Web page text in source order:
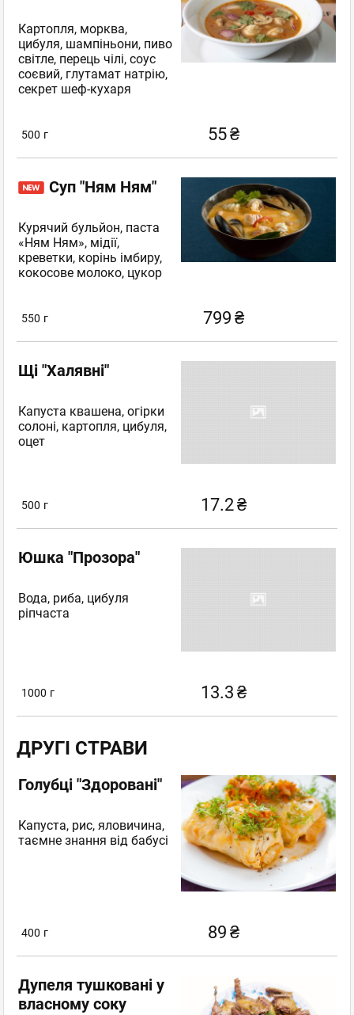
Картопля, морква,
цибуля, шампіньони, пиво
світле, перець чілі, соус
соєвий, глутамат натрію,
секрет шеф-кухаря
500 г 55₴
Суп "Ням Ням"
Курячий бульйон, паста
«Ням Ням», мідії,
креветки, корінь імбиру,
кокосове молоко, цукор
550 г 799₴
Щі "Халявні"
Капуста квашена, огірки
солоні, картопля, цибуля,
оцет
500 г 17.2₴
Юшка "Прозора"
Вода, риба, цибуля
ріпчаста
1000 г 13.3₴
ДРУГІ СТРАВИ
Голубці "Здоровані"
Капуста, рис, яловичина,
таємне знання від бабусі
400 г 89₴
Дупеля тушковані у
власному соку